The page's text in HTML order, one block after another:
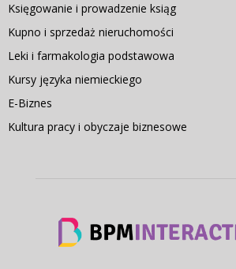
Księgowanie i prowadzenie ksiąg
Kupno i sprzedaż nieruchomości
Leki i farmakologia podstawowa
Kursy języka niemieckiego
E-Biznes
Kultura pracy i obyczaje biznesowe